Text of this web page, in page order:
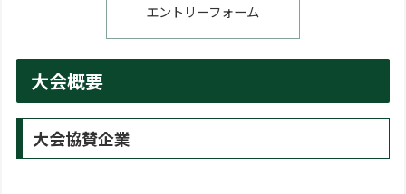
エントリーフォーム
大会概要
大会協賛企業